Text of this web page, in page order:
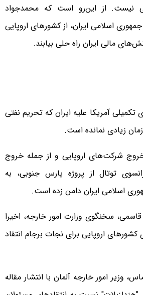
نیست. از این‌رو است که محمدجواد
اسلامی ایران، از کشورهای اروپایی
مالی ایران راه حلی بیابند.
آمریکا علیه ایران که تحریم نفتی
زیادی نمانده است.
شرکت‌های اروپایی و از جمله خروج
توتال از پروژه پارس جنوبی، به
اسلامی ایران دامن زده است.
سخنگوی وزارت امور خارجه، اخیرا
اروپایی برای نجات برجام انتقاد
وزیر امور خارجه آلمان با انتشار مقاله